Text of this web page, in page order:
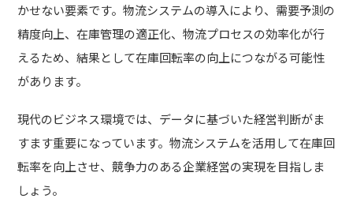
かせない要素です。物流システムの導入により、需要予測の
精度向上、在庫管理の適正化、物流プロセスの効率化が行
えるため、結果として在庫回転率の向上につながる可能性
があります。
現代のビジネス環境では、データに基づいた経営判断がま
すます重要になっています。物流システムを活用して在庫回
転率を向上させ、競争力のある企業経営の実現を目指しま
しょう。